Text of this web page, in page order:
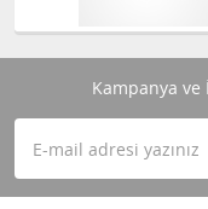
Kampanya